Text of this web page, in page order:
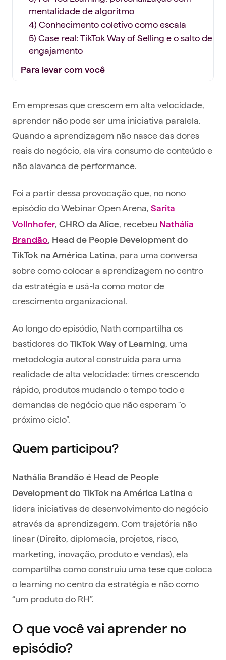
mentalidade de algoritmo
4) Conhecimento coletivo como escala
5) Case real: TikTok Way of Selling e o salto de
engajamento
Para levar com você
Em empresas que crescem em alta velocidade,
aprender não pode ser uma iniciativa paralela.
Quando a aprendizagem não nasce das dores
reais do negócio, ela vira consumo de conteúdo e
não alavanca de performance.
Foi a partir dessa provocação que, no nono
episódio do Webinar Open Arena, Sarita
Vollnhofer, CHRO da Alice , recebeu Nathália
Brandão , Head de People Development do
TikTok na América Latina , para uma conversa
sobre como colocar a aprendizagem no centro
da estratégia e usá-la como motor de
crescimento organizacional.
Ao longo do episódio, Nath compartilha os
bastidores do TikTok Way of Learning , uma
metodologia autoral construída para uma
realidade de alta velocidade: times crescendo
rápido, produtos mudando o tempo todo e
demandas de negócio que não esperam “o
próximo ciclo”.
Quem participou?
Nathália Brandão é Head de People
Development do TikTok na América Latina e
lidera iniciativas de desenvolvimento do negócio
através da aprendizagem. Com trajetória não
linear (Direito, diplomacia, projetos, risco,
marketing, inovação, produto e vendas), ela
compartilha como construiu uma tese que coloca
o learning no centro da estratégia e não como
“um produto do RH”.
O que você vai aprender no
episódio?